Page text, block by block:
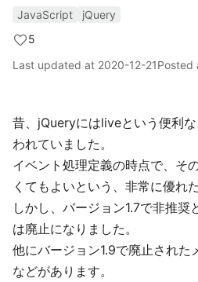
JavaScript
jQuery
5
Last updated at 2020-12-21Posted
昔、jQueryにはliveという便利
われていました。
イベント処理定義の時点で、そ
くてもよいという、非常に優れ
しかし、バージョン1.7で非推奨
は廃止になりました。
他にバージョン1.9で廃止され
などがあります。